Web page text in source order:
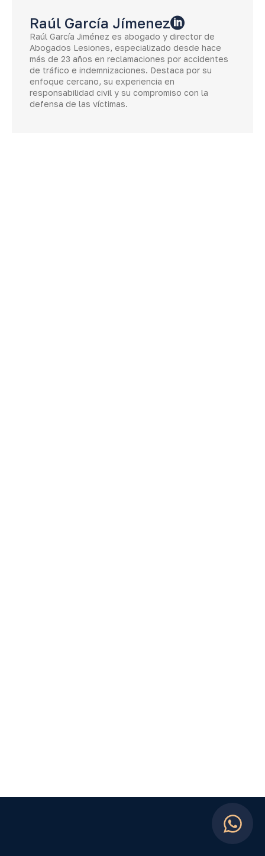
Raúl García Jímenez
Raúl García Jiménez es abogado y director de
Abogados Lesiones, especializado desde hace
más de 23 años en reclamaciones por accidentes
de tráfico e indemnizaciones. Destaca por su
enfoque cercano, su experiencia en
responsabilidad civil y su compromiso con la
defensa de las víctimas.